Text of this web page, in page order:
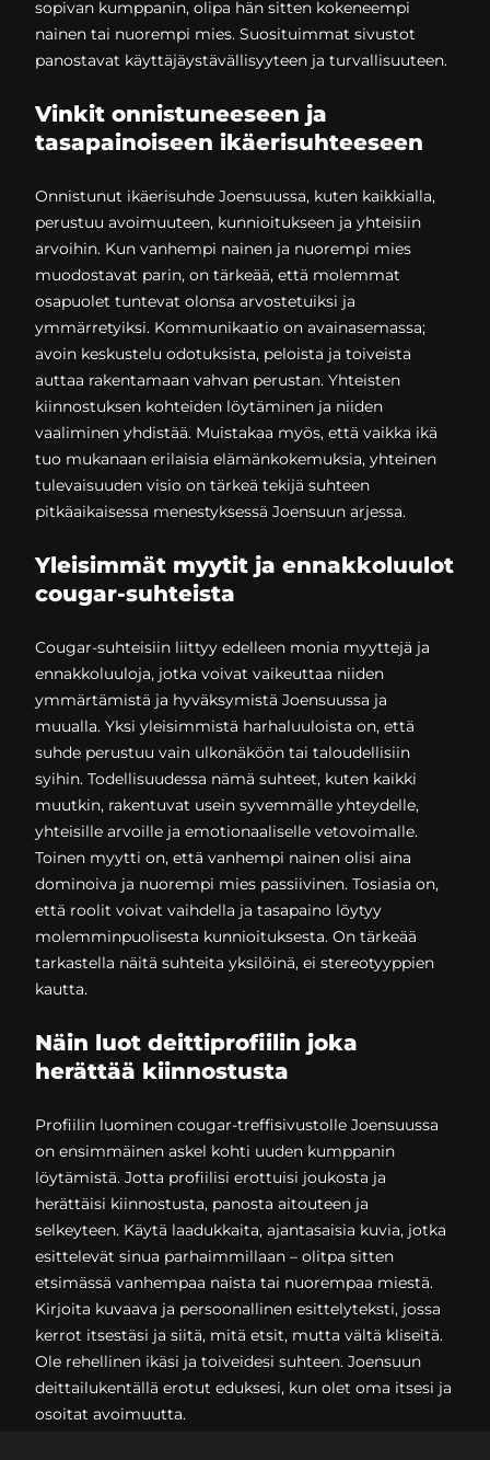
sopivan kumppanin, olipa hän sitten kokeneempi
nainen tai nuorempi mies. Suosituimmat sivustot
panostavat käyttäjäystävällisyyteen ja turvallisuuteen.
Vinkit onnistuneeseen ja
tasapainoiseen ikäerisuhteeseen
Onnistunut ikäerisuhde Joensuussa, kuten kaikkialla,
perustuu avoimuuteen, kunnioitukseen ja yhteisiin
arvoihin. Kun vanhempi nainen ja nuorempi mies
muodostavat parin, on tärkeää, että molemmat
osapuolet tuntevat olonsa arvostetuiksi ja
ymmärretyiksi. Kommunikaatio on avainasemassa;
avoin keskustelu odotuksista, peloista ja toiveista
auttaa rakentamaan vahvan perustan. Yhteisten
kiinnostuksen kohteiden löytäminen ja niiden
vaaliminen yhdistää. Muistakaa myös, että vaikka ikä
tuo mukanaan erilaisia elämänkokemuksia, yhteinen
tulevaisuuden visio on tärkeä tekijä suhteen
pitkäaikaisessa menestyksessä Joensuun arjessa.
Yleisimmät myytit ja ennakkoluulot
cougar-suhteista
Cougar-suhteisiin liittyy edelleen monia myyttejä ja
ennakkoluuloja, jotka voivat vaikeuttaa niiden
ymmärtämistä ja hyväksymistä Joensuussa ja
muualla. Yksi yleisimmistä harhaluuloista on, että
suhde perustuu vain ulkonäköön tai taloudellisiin
syihin. Todellisuudessa nämä suhteet, kuten kaikki
muutkin, rakentuvat usein syvemmälle yhteydelle,
yhteisille arvoille ja emotionaaliselle vetovoimalle.
Toinen myytti on, että vanhempi nainen olisi aina
dominoiva ja nuorempi mies passiivinen. Tosiasia on,
että roolit voivat vaihdella ja tasapaino löytyy
molemminpuolisesta kunnioituksesta. On tärkeää
tarkastella näitä suhteita yksilöinä, ei stereotyyppien
kautta.
Näin luot deittiprofiilin joka
herättää kiinnostusta
Profiilin luominen cougar-treffisivustolle Joensuussa
on ensimmäinen askel kohti uuden kumppanin
löytämistä. Jotta profiilisi erottuisi joukosta ja
herättäisi kiinnostusta, panosta aitouteen ja
selkeyteen. Käytä laadukkaita, ajantasaisia kuvia, jotka
esittelevät sinua parhaimmillaan – olitpa sitten
etsimässä vanhempaa naista tai nuorempaa miestä.
Kirjoita kuvaava ja persoonallinen esittelyteksti, jossa
kerrot itsestäsi ja siitä, mitä etsit, mutta vältä kliseitä.
Ole rehellinen ikäsi ja toiveidesi suhteen. Joensuun
deittailukentällä erotut eduksesi, kun olet oma itsesi ja
osoitat avoimuutta.